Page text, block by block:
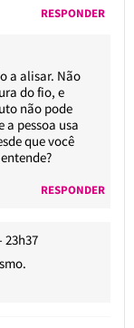
RESPONDER
a alisar. Não
do fio, e
não pode
a pessoa usa
que você
RESPONDER
23h37